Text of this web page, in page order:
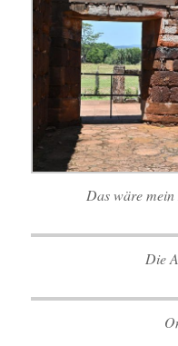
Das wäre mein
Die